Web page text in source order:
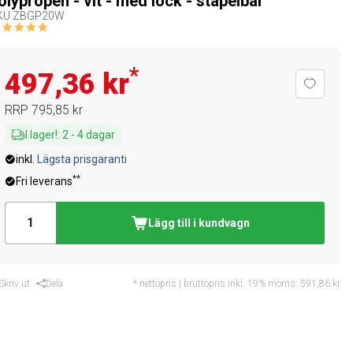
ZBGP20W
497,36 kr*
RRP 795,85 kr
I lager!: 2 - 4dagar
inkl.
Lägsta prisgaranti
Fri leverans**
Lägg till i kundvagn
ut Dela * nettopris | bruttopris inkl. 19% moms: 591,86 kr